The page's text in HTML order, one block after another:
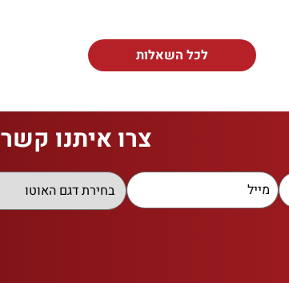
לכל השאלות
צרו איתנו קשר